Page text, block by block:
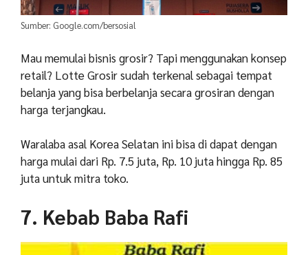
Sumber: Google.com/bersosial
Mau memulai bisnis grosir? Tapi menggunakan konsep
retail? Lotte Grosir sudah terkenal sebagai tempat
belanja yang bisa berbelanja secara grosiran dengan
harga terjangkau.
Waralaba asal Korea Selatan ini bisa di dapat dengan
harga mulai dari Rp. 7.5 juta, Rp. 10 juta hingga Rp. 85
juta untuk mitra toko.
7. Kebab Baba Rafi